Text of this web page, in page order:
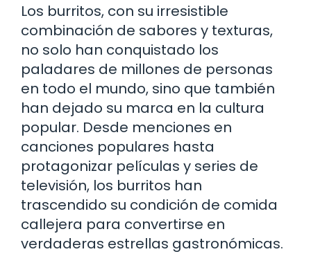
Los burritos, con su irresistible
combinación de sabores y texturas,
no solo han conquistado los
paladares de millones de personas
en todo el mundo, sino que también
han dejado su marca en la cultura
popular. Desde menciones en
canciones populares hasta
protagonizar películas y series de
televisión, los burritos han
trascendido su condición de comida
callejera para convertirse en
verdaderas estrellas gastronómicas.